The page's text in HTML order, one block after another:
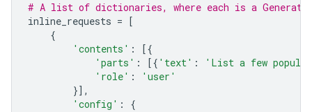
# A list of dictionaries, where each is a
inline_requests = [
{
'contents' :
[{
'parts' : [{ 'text' :
'List a few
'role' :
'user'
}],
'config' :
{